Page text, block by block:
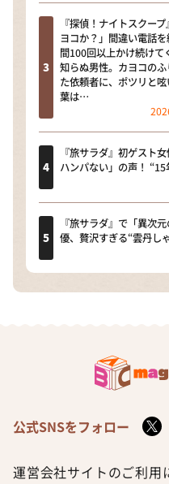
『探偵！ナイトスクー
ヨコか？」間違い電話
間100回以上かけ続けて
知らぬ男性。カヨコのふ
た依頼者に、ポツリと
葉は…
『旅サラダ』初ゲスト
ハンパない」の声！
『旅サラダ』で「異次
優、贅沢すぎる“雲丹し
公式SNSをフォロー
運営会社サイトのご利用